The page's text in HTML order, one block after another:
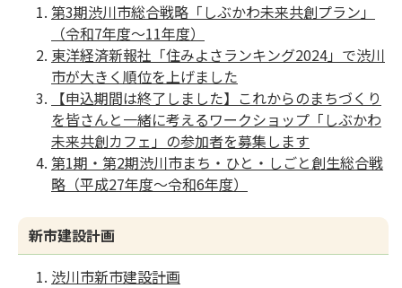
第3期渋川市総合戦略「しぶかわ未来共創プラン」
（令和7年度〜11年度）
東洋経済新報社「住みよさランキング2024」で渋川
市が大きく順位を上げました
【申込期間は終了しました】これからのまちづくり
を皆さんと一緒に考えるワークショップ「しぶかわ
未来共創カフェ」の参加者を募集します
第1期・第2期渋川市まち・ひと・しごと創生総合戦
略（平成27年度〜令和6年度）
新市建設計画
渋川市新市建設計画